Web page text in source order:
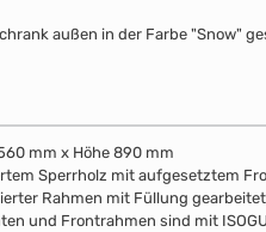
außen in der Farbe "Snow"
mm x Höhe 890 mm
Sperrholz mit aufgesetztem
Rahmen mit Füllung
und Frontrahmen sind mit